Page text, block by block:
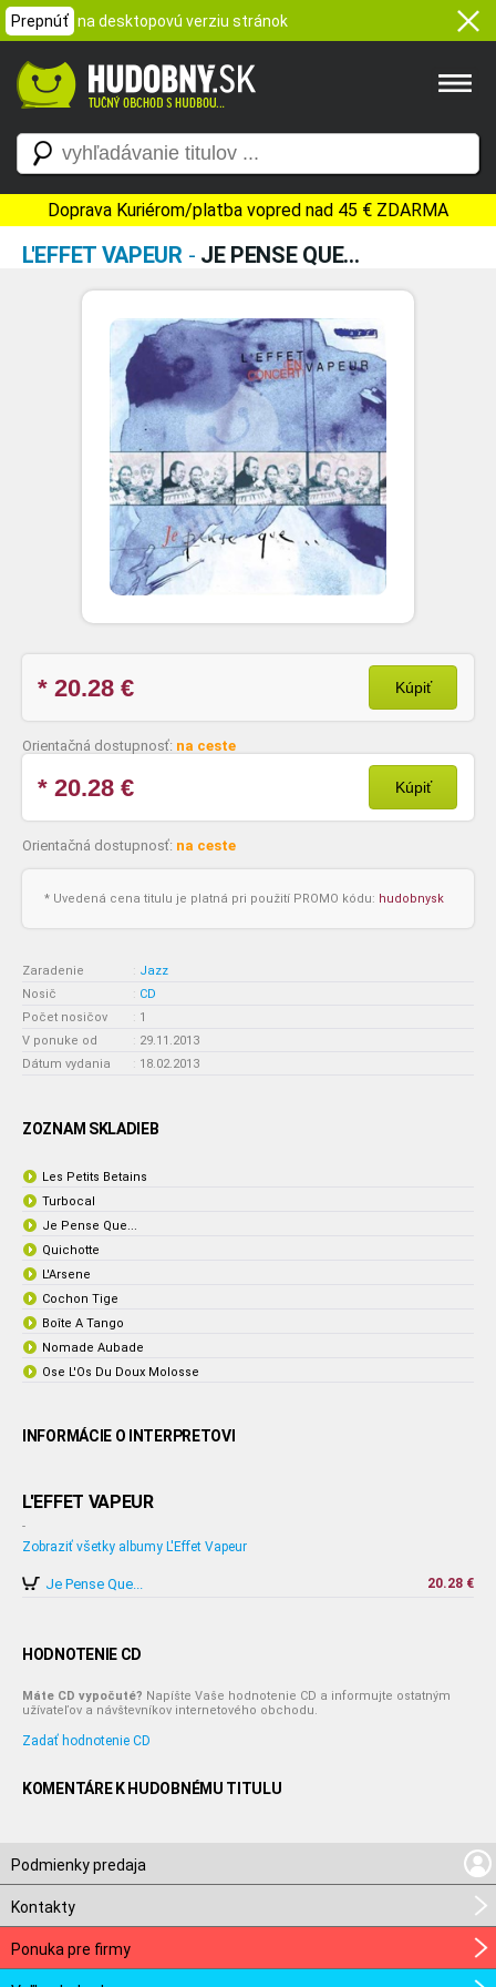
Prepnúť na desktopovú verziu stránok
Doprava Kuriérom/platba vopred nad 45 € ZDARMA
L'EFFET VAPEUR- JE PENSE QUE...
* 20.28 € Kúpiť
Orientačná dostupnosť: na ceste
* 20.28 € Kúpiť
Orientačná dostupnosť: na ceste
* Uvedená cena titulu je platná pri použití PROMO kódu: hudobnysk
Zaradenie : Jazz
Nosič
: CD
Počet nosičov
: 1
V ponuke od
: 29.11.2013
Dátum vydania
: 18.02.2013
ZOZNAM SKLADIEB
Les Petits Betains
Turbocal
Je Pense Que...
Quichotte
L'Arsene
Cochon Tige
Boîte A Tango
Nomade Aubade
Ose L'Os Du Doux Molosse
INFORMÁCIE O INTERPRETOVI
L'EFFET VAPEUR
-
Zobraziť všetky albumy L'Effet Vapeur
Je Pense Que... 20.28 €
HODNOTENIE CD
Máte CD vypočuté? Napíšte Vaše hodnotenie CD a informujte ostatným
užívateľov a návštevníkov internetového obchodu.
Zadať hodnotenie CD
KOMENTÁRE K HUDOBNÉMU TITULU
Podmienky predaja
Kontakty
Ponuka pre firmy